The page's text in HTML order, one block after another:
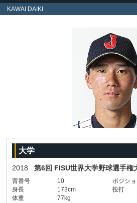
KAWAI DAIKI
大学
2018 第6回 FISU世界大学野球選手権
背番号 10 ポジシ
身長
173cm 投打
体重
77kg